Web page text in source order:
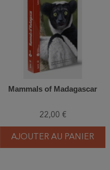
Mammals of Madagascar
22,00 €
AJOUTER AU PANIER